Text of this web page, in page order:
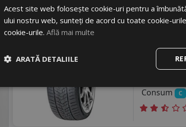
285/45
Consum
C
Acest site web folosește cookie-uri pentru a
ului nostru web, sunteți de acord cu toate cookie-
cookie-urile. Află mai multe
ARATĂ DETALIILE